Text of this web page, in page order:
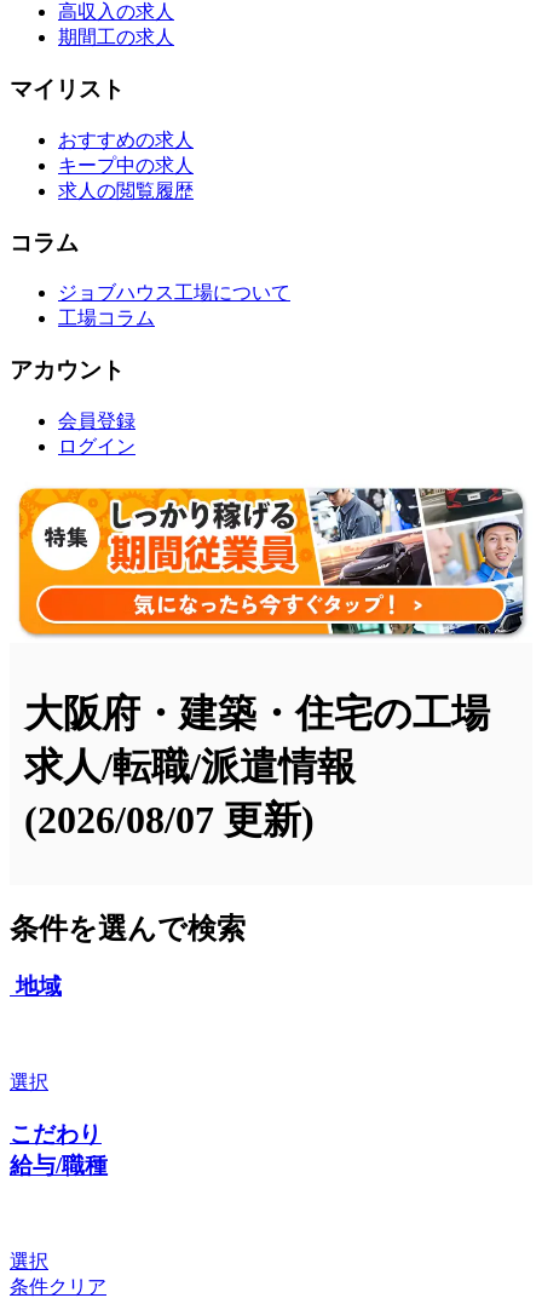
高収入の求人
期間工の求人
マイリスト
おすすめの求人
キープ中の求人
求人の閲覧履歴
コラム
ジョブハウス工場について
工場コラム
アカウント
会員登録
ログイン
大阪府・建築・住宅の工場
求人/転職/派遣情報
(2026/08/07 更新)
条件を選んで検索
地域
選択
こだわり
給与/職種
選択
条件クリア